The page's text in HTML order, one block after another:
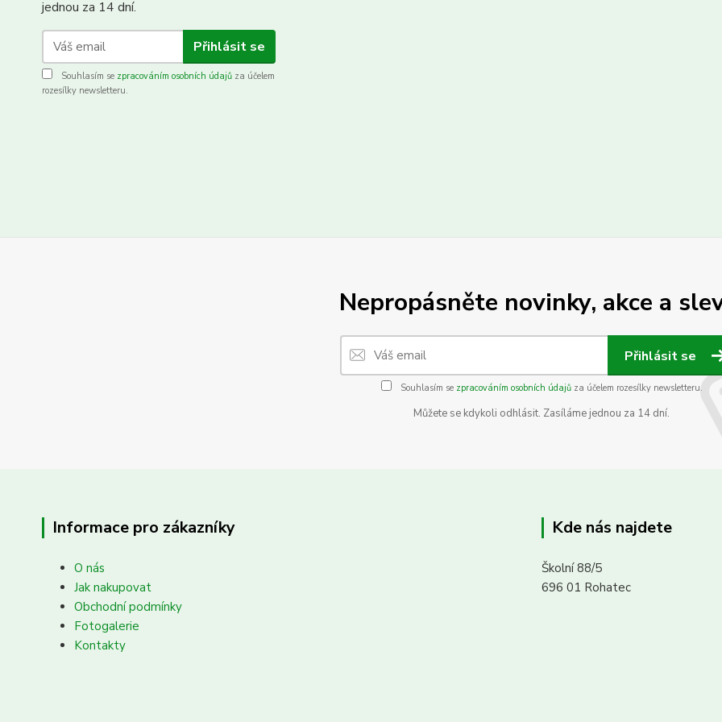
jednou za 14 dní.
Přihlásit se
Souhlasím se zpracováním osobních údajů za účelem
rozesílky newsletteru.
Nepropásněte novinky, akce a
Přihlásit se
Souhlasím se zpracováním osobních údajůza účelem rozesílky newsletteru.
Můžete se kdykoli odhlásit. Zasíláme jednou za 14 dní.
Informace pro zákazníky
O nás
Jak nakupovat
Obchodní podmínky
Fotogalerie
Kontakty
Kde nás najdete
Školní 88/5
696 01 Rohatec